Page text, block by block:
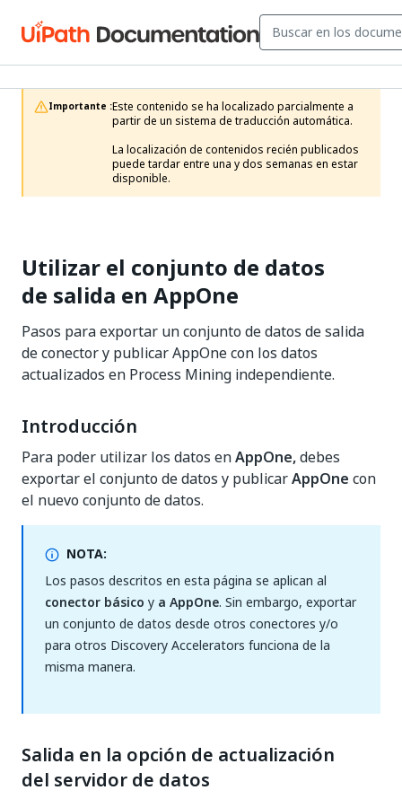
Importante :Este contenido se ha localizado parcialmente a
partir de un sistema de traducción automática.
La localización de contenidos recién publicados
puede tardar entre una y dos semanas en estar
disponible.
Utilizar el conjunto de datos
de salida en AppOne
Pasos para exportar un conjunto de datos de salida
de conector y publicar AppOne con los datos
actualizados en Process Mining independiente.
Introducción
Para poder utilizar los datos enAppOne,debes
exportar el conjunto de datos y publicarAppOne con
el nuevo conjunto de datos.
NOTA:
Los pasos descritos en esta página se aplican al
conector básico y a AppOne. Sin embargo, exportar
un conjunto de datos desde otros conectores y/o
para otros Discovery Accelerators funciona de la
misma manera.
Salida en la opción de actualización
del servidor de datos